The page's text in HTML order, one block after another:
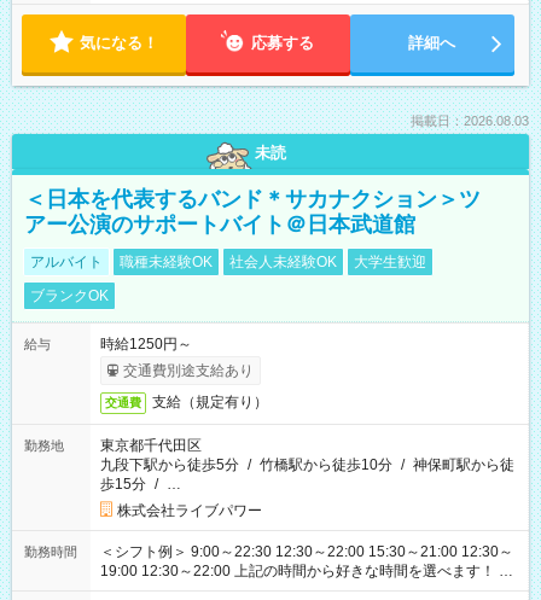
気になる！ 応募する 詳細へ
掲載日：2026.08.03
未読
＜日本を代表するバンド＊サカナクション＞ツ
アー公演のサポートバイト＠日本武道館
アルバイト 職種未経験OK 社会人未経験OK
大学生歓迎
ブランクOK
給与
時給1250円～
交通費別途支給あり
交通費 支給（規定有り）
勤務地
東京都千代田区
九段下駅から徒歩5分 / 竹橋駅から徒歩10分 / 神保町駅から徒
歩15分 / …
株式会社ライブパワー
勤務時間
＜シフト例＞ 9:00～22:30 12:30～22:00 15:30～21:00 12:30～
19:00 12:30～22:00 上記の時間から好きな時間を選べます！ ※
時間は変更となる可能性があります